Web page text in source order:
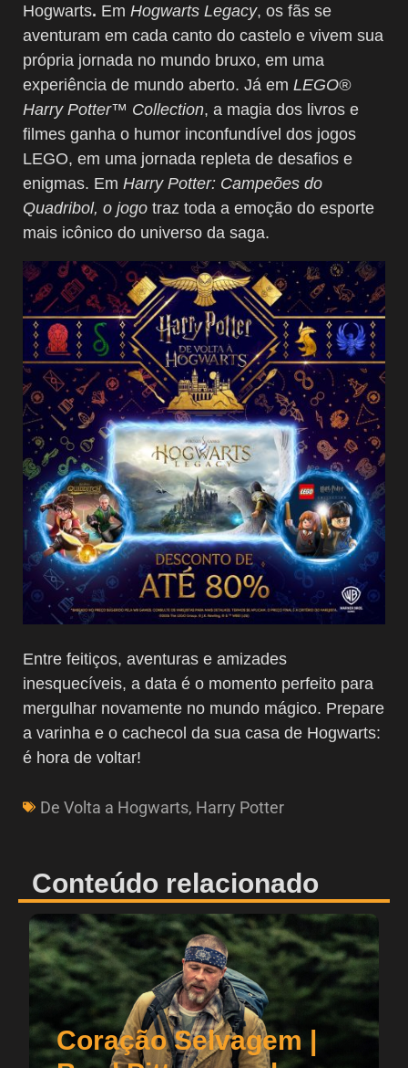
Hogwarts. Em Hogwarts Legacy, os fãs se
aventuram em cada canto do castelo e vivem sua
própria jornada no mundo bruxo, em uma
experiência de mundo aberto. Já em LEGO®
Harry Potter™ Collection, a magia dos livros e
filmes ganha o humor inconfundível dos jogos
LEGO, em uma jornada repleta de desafios e
enigmas. Em Harry Potter: Campeões do
Quadribol, o jogo traz toda a emoção do esporte
mais icônico do universo da saga.
Entre feitiços, aventuras e amizades
inesquecíveis, a data é o momento perfeito para
mergulhar novamente no mundo mágico. Prepare
a varinha e o cachecol da sua casa de Hogwarts:
é hora de voltar!
De Volta a Hogwarts, Harry Potter
Conteúdo relacionado
Coração Selvagem |